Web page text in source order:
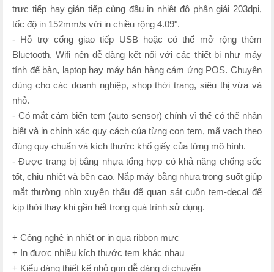
trực tiếp hay gián tiếp cùng đầu in nhiệt độ phân giải 203dpi,
tốc độ in 152mm/s với in chiều rộng 4.09".
- Hỗ trợ cổng giao tiếp USB hoặc có thể mở rộng thêm
Bluetooth, Wifi nên dễ dàng kết nối với các thiết bị như máy
tính để bàn, laptop hay máy bán hàng cảm ứng POS. Chuyên
dùng cho các doanh nghiệp, shop thời trang, siêu thị vừa và
nhỏ.
- Có mắt cảm biến tem (auto sensor) chính vì thế có thể nhận
biết và in chính xác quy cách của từng con tem, mã vạch theo
đúng quy chuẩn và kích thước khổ giấy của từng mô hình.
- Được trang bị bằng nhựa tổng hợp có khả năng chống sốc
tốt, chịu nhiệt và bền cao. Nắp máy bằng nhựa trong suốt giúp
mắt thường nhìn xuyên thấu để quan sát cuộn tem-decal để
kịp thời thay khi gần hết trong quá trình sử dụng.
+ Công nghệ in nhiệt or in qua ribbon mực
+ In được nhiều kích thước tem khác nhau
+ Kiểu dáng thiết kế nhỏ gọn dễ dàng di chuyển